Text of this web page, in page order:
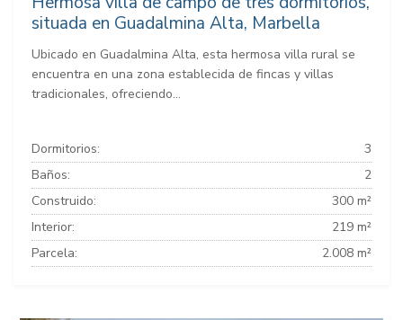
situada en Guadalmina Alta, Marbella
Ubicado en Guadalmina Alta, esta hermosa villa rural se
encuentra en una zona establecida de fincas y villas
tradicionales, ofreciendo...
Dormitorios:
3
Baños:
2
Construido:
300 m²
Interior:
219 m²
Parcela:
2.008 m²